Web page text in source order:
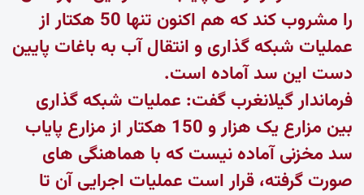
را مشروب کند که هم اکنون تنها 50 هکتار از
عملیات شبکه گذاری و انتقال آب به باغات پایین
دست این سد آماده است.
فرماندار گیلانغرب گفت: عملیات شبکه گذاری
بین مزارع یک هزار و 150 هکتار از مزارع پایاب
سد مخزنی آماده نیست که با هماهنگی های
صورت گرفته، قرار است عملیات اجرایی آن تا